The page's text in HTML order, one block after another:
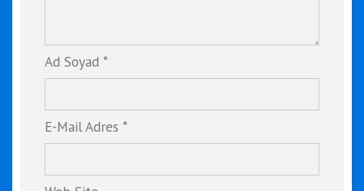
Ad Soyad *
E-Mail Adres *